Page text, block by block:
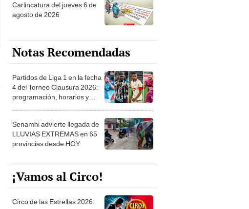
Carlincatura del jueves 6 de
agosto de 2026
Notas Recomendadas
Partidos de Liga 1 en la fecha
4 del Torneo Clausura 2026:
programación, horarios y
Senamhi advierte llegada de
LLUVIAS EXTREMAS en 65
provincias desde HOY
¡Vamos al Circo!
Circo de las Estrellas 2026: